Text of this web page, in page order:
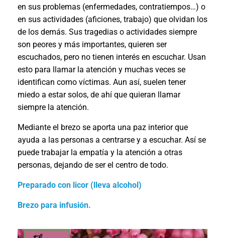
en sus problemas (enfermedades, contratiempos…) o
en sus actividades (aficiones, trabajo) que olvidan los
de los demás. Sus tragedias o actividades siempre
son peores y más importantes, quieren ser
escuchados, pero no tienen interés en escuchar. Usan
esto para llamar la atención y muchas veces se
identifican como víctimas. Aun así, suelen tener
miedo a estar solos, de ahí que quieran llamar
siempre la atención.
Mediante el brezo se aporta una paz interior que
ayuda a las personas a centrarse y a escuchar. Así se
puede trabajar la empatía y la atención a otras
personas, dejando de ser el centro de todo.
Preparado con licor (lleva alcohol)
Brezo para infusión.